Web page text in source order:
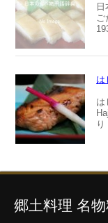
は
は
り
郷土料理 名